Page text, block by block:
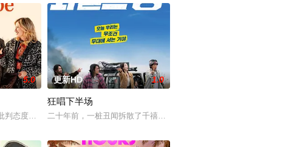
萌萌 饰）。他算计利益得失，她却赌上了余生信任，他们之间，连错过
一边是哪一边后，陷入了深深的迷失方向状态。当他们努力应对自己的身份、忠诚
5.0
判态度的时代，做一名屠夫并不容易。如果你还是一个敏感的音乐爱好者和知识分
更新HD 1.0
狂唱下半场
二十年前，一桩丑闻拆散了千禧年初期当红的韩国流行三人团体。如今